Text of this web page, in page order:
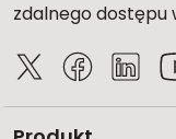
zdalnego dostępu